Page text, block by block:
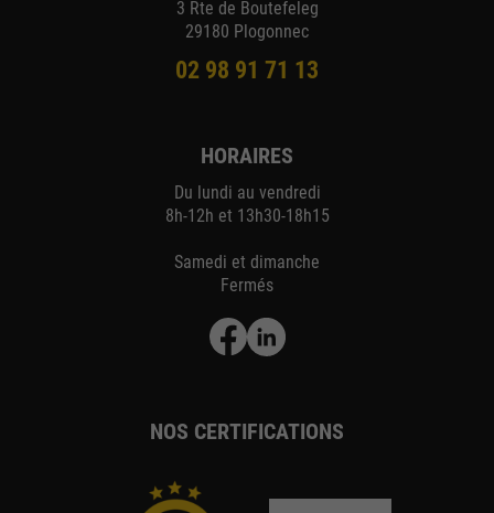
3 Rte de Boutefeleg
29180 Plogonnec
02 98 91 71 13
HORAIRES
Du lundi au vendredi
8h-12h et 13h30-18h15
Samedi et dimanche
Fermés
NOS CERTIFICATIONS